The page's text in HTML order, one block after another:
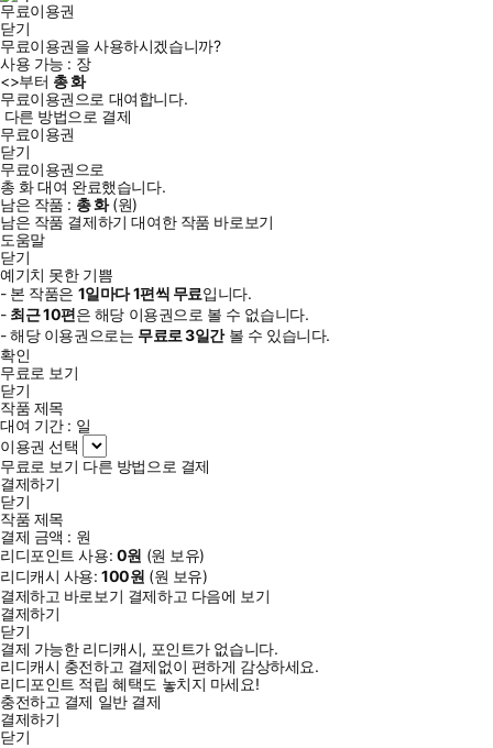
무료이용권
닫기
무료이용권을 사용하시겠습니까?
사용 가능 : 장
<>부터 총화
무료이용권으로 대여합니다.
다른 방법으로 결제
무료이용권
닫기
무료이용권으로
총 화대여 완료했습니다.
남은 작품 : 총화(원)
남은 작품 결제하기 대여한 작품 바로보기
도움말
닫기
예기치 못한 기쁨
- 본 작품은 1일마다1편씩 무료입니다.
- 최근10편은 해당 이용권으로 볼 수 없습니다.
- 해당 이용권으로는 무료로3일간볼 수 있습니다.
확인
무료로 보기
닫기
작품 제목
대여 기간 : 일
이용권 선택
무료로 보기 다른 방법으로 결제
결제하기
닫기
작품 제목
결제 금액 : 원
리디포인트 사용: 0원 (원 보유)
리디캐시 사용:100원 (원 보유)
결제하고 바로보기 결제하고 다음에 보기
결제하기
닫기
결제 가능한 리디캐시, 포인트가 없습니다.
리디캐시 충전하고 결제없이 편하게 감상하세요.
리디포인트 적립 혜택도 놓치지 마세요!
충전하고 결제 일반 결제
결제하기
닫기